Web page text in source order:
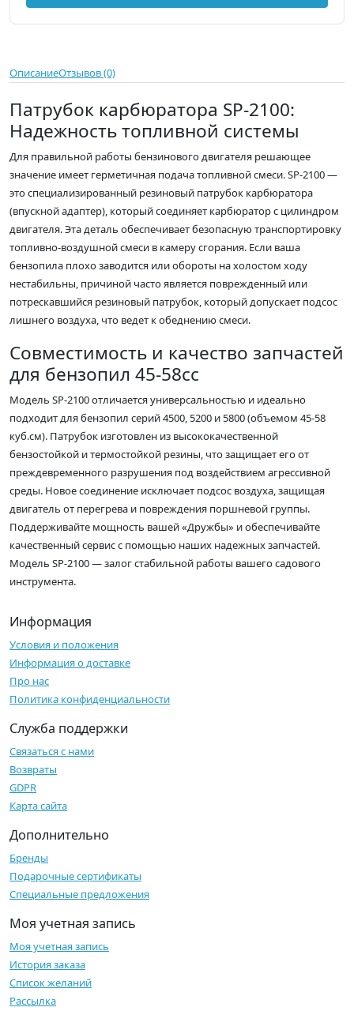
ОписаниеОтзывов (0)
Патрубок карбюратора SP-2100:
Надежность топливной системы
Для правильной работы бензинового двигателя решающее
значение имеет герметичная подача топливной смеси. SP-2100 —
это специализированный резиновый патрубок карбюратора
(впускной адаптер), который соединяет карбюратор с цилиндром
двигателя. Эта деталь обеспечивает безопасную транспортировку
топливно-воздушной смеси в камеру сгорания. Если ваша
бензопила плохо заводится или обороты на холостом ходу
нестабильны, причиной часто является поврежденный или
потрескавшийся резиновый патрубок, который допускает подсос
лишнего воздуха, что ведет к обеднению смеси.
Совместимость и качество запчастей
для бензопил 45-58сс
Модель SP-2100 отличается универсальностью и идеально
подходит для бензопил серий 4500, 5200 и 5800 (объемом 45-58
куб.см). Патрубок изготовлен из высококачественной
бензостойкой и термостойкой резины, что защищает его от
преждевременного разрушения под воздействием агрессивной
среды. Новое соединение исключает подсос воздуха, защищая
двигатель от перегрева и повреждения поршневой группы.
Поддерживайте мощность вашей «Дружбы» и обеспечивайте
качественный сервис с помощью наших надежных запчастей.
Модель SP-2100 — залог стабильной работы вашего садового
инструмента.
Информация
Условия и положения
Информация о доставке
Про нас
Политика конфиденциальности
Служба поддержки
Связаться с нами
Возвраты
GDPR
Карта сайта
Дополнительно
Бренды
Подарочные сертификаты
Специальные предложения
Моя учетная запись
Моя учетная запись
История заказа
Список желаний
Рассылка